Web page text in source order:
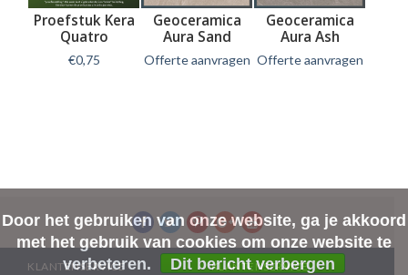
Proefstuk Kera
Quatro
Creposculo Grey
€0,75
Geoceramica
Aura Sand
60x60x4 cm
Offerte aanvragen
Geoceramica
Aura Ash
60x60x4 cm
Offerte aanvragen
KLANTENSERVICE
KLANTENSERVICE
Door het gebruiken van onze website, ga je akkoord
met het gebruik van cookies om onze website te
verbeteren.
Dit bericht verbergen